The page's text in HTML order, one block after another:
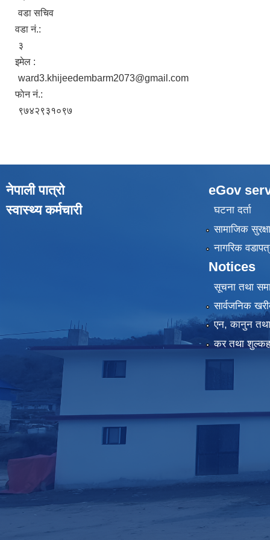
वडा सचिव
वडा नं.:
३
इमेल :
ward3.khijeedembarm2073@gmail.com
फाेन नं.:
९७४२९३१०९७
नेपाली पात्रो
स्वास्थ्य कर्मचारी
eGov
घटना दर्ता
सामाजिक सुरक्षा
नागरिक
Notices
सूचना तथा
सार्वजनिक
एन, कानुन तथा
कर तथा